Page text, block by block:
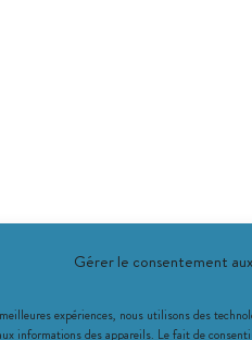
Gérer le consentement
expériences, nous utilisons des
informations des appareils. Le fait de